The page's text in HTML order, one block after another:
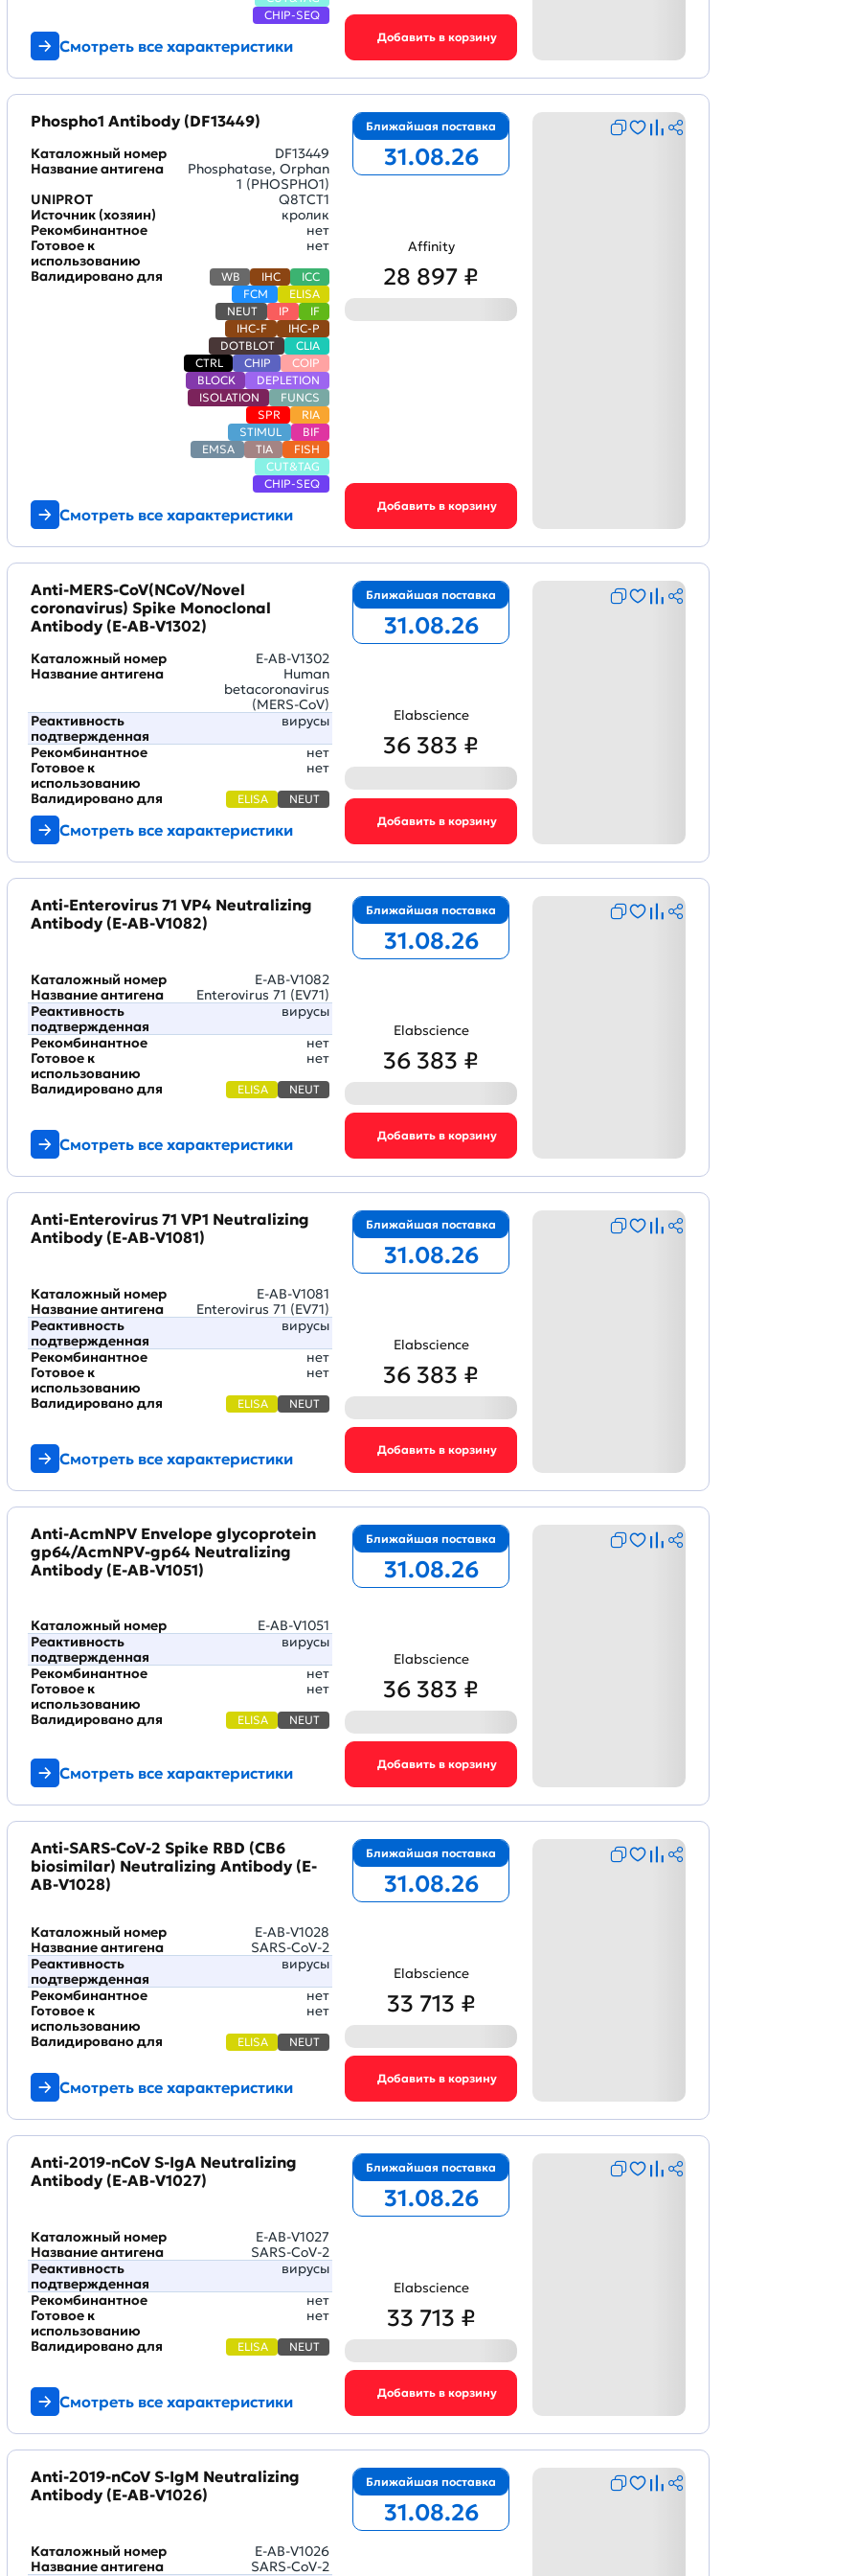
CHIP-SEQ
Смотреть все характеристики
Phospho1 Antibody (DF13449)
Каталожный номер
DF13449
Название антигена
Phosphatase, Orphan
1 (PHOSPHO1)
UNIPROT
Q8TCT1
Источник (хозяин)
кролик
Рекомбинантное
нет
Готовое к
использованию
нет
Валидировано для
WB IHC
ICC
FCM
ELISA
NEUT
IP
IF
IHC-F
IHC-P
DOTBLOT
CLIA
CTRL
CHIP
COIP
BLOCK
DEPLETION
ISOLATION
FUNCS
SPR
RIA
STIMUL
BIF
EMSA
TIA
FISH
CUT&TAG
CHIP-SEQ
Смотреть все характеристики
Ближайшая поставка
31.08.26
Affinity
28 897 ₽
Anti-MERS-CoV(NCoV/Novel
coronavirus) Spike Monoclonal
Antibody (E-AB-V1302)
Каталожный номер
E-AB-V1302
Название антигена
Human
betacoronavirus
(MERS-CoV)
Реактивность
подтвержденная
вирусы
Рекомбинантное
нет
Готовое к
использованию
нет
Валидировано для
ELISA NEUT
Смотреть все характеристики
Ближайшая поставка
31.08.26
Elabscience
36 383 ₽
Anti-Enterovirus 71 VP4 Neutralizing
Antibody (E-AB-V1082)
Каталожный номер
E-AB-V1082
Название антигена
Enterovirus 71 (EV71)
Реактивность
подтвержденная
вирусы
Рекомбинантное
нет
Готовое к
использованию
нет
Валидировано для
ELISA NEUT
Смотреть все характеристики
Ближайшая поставка
31.08.26
Elabscience
36 383 ₽
Anti-Enterovirus 71 VP1 Neutralizing
Antibody (E-AB-V1081)
Каталожный номер
E-AB-V1081
Название антигена
Enterovirus 71 (EV71)
Реактивность
подтвержденная
вирусы
Рекомбинантное
нет
Готовое к
использованию
нет
Валидировано для
ELISA NEUT
Смотреть все характеристики
Ближайшая поставка
31.08.26
Elabscience
36 383 ₽
Anti-AcmNPV Envelope glycoprotein
gp64/AcmNPV-gp64 Neutralizing
Antibody (E-AB-V1051)
Каталожный номер
E-AB-V1051
Реактивность
подтвержденная
вирусы
Рекомбинантное
нет
Готовое к
использованию
нет
Валидировано для
ELISA NEUT
Смотреть все характеристики
Ближайшая поставка
31.08.26
Elabscience
36 383 ₽
Anti-SARS-CoV-2 Spike RBD (CB6
biosimilar) Neutralizing Antibody (E-
AB-V1028)
Каталожный номер
E-AB-V1028
Название антигена
SARS-CoV-2
Реактивность
подтвержденная
вирусы
Рекомбинантное
нет
Готовое к
использованию
нет
Валидировано для
ELISA NEUT
Смотреть все характеристики
Ближайшая поставка
31.08.26
Elabscience
33 713 ₽
Anti-2019-nCoV S-IgA Neutralizing
Antibody (E-AB-V1027)
Каталожный номер
E-AB-V1027
Название антигена
SARS-CoV-2
Реактивность
подтвержденная
вирусы
Рекомбинантное
нет
Готовое к
использованию
нет
Валидировано для
ELISA NEUT
Смотреть все характеристики
Ближайшая поставка
31.08.26
Elabscience
33 713 ₽
Anti-2019-nCoV S-IgM Neutralizing
Antibody (E-AB-V1026)
Каталожный номер
E-AB-V1026
Название антигена
SARS-CoV-2
Ближайшая поставка
31.08.26